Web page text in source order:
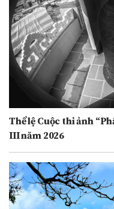
Thể lệ Cuộc thi ảnh
III năm 2026